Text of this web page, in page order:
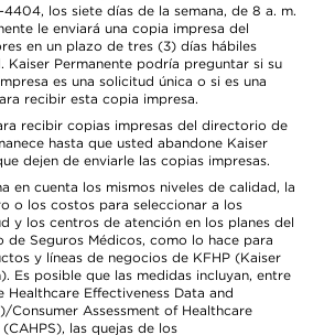
los siete días de la semana, de 8 a. m.
le enviará una copia impresa del
en un plazo de tres (3) días hábiles
Kaiser Permanente podría preguntar si su
es una solicitud única o si es una
recibir esta copia impresa.
recibir copias impresas del directorio de
hasta que usted abandone Kaiser
dejen de enviarle las copias impresas.
en cuenta los mismos niveles de calidad, la
o los costos para seleccionar a los
y los centros de atención en los planes del
de Seguros Médicos, como lo hace para
y líneas de negocios de KFHP (Kaiser
Es posible que las medidas incluyan, entre
Effectiveness Data and
Consumer Assessment of Healthcare
las quejas de los